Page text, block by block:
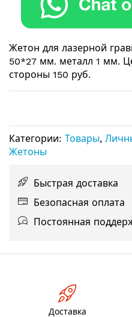
Жетон для лазерной
50*27 мм. металл 1 мм.
стороны 150 руб.
Категории: Товары,
Жетоны
Быстрая доставка
Безопасная оплата
Постоянная
Доставка